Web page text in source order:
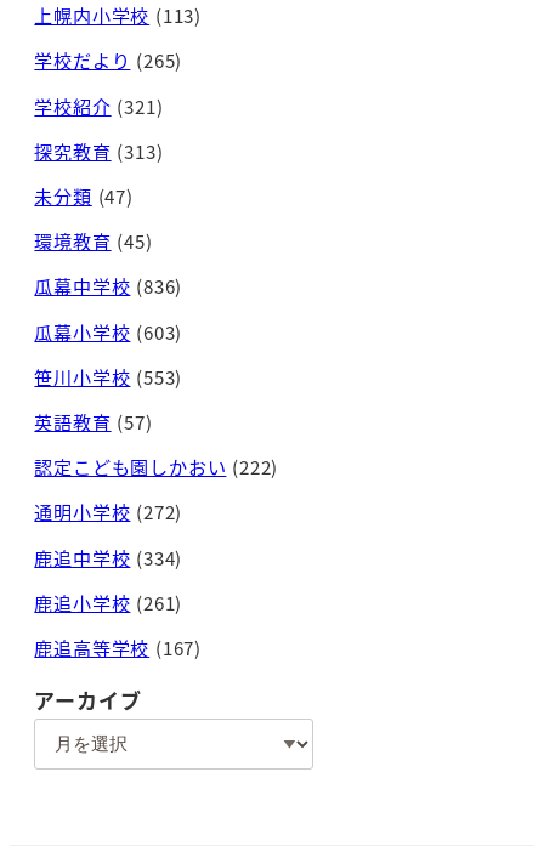
上幌内小学校 (113)
学校だより (265)
学校紹介 (321)
探究教育 (313)
未分類 (47)
環境教育 (45)
瓜幕中学校 (836)
瓜幕小学校 (603)
笹川小学校 (553)
英語教育 (57)
認定こども園しかおい (222)
通明小学校 (272)
鹿追中学校 (334)
鹿追小学校 (261)
鹿追高等学校 (167)
アーカイブ